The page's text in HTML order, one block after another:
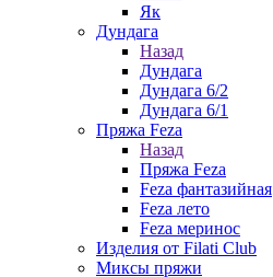
Як
Дундага
Назад
Дундага
Дундага 6/2
Дундага 6/1
Пряжа Feza
Назад
Пряжа Feza
Feza фантазийная
Feza лето
Feza меринос
Изделия от Filati Club
Миксы пряжи